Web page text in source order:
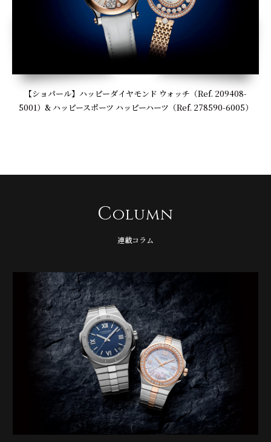
【ショパール】ハッピーダイヤモンド ウォッチ（Ref. 209408-
5001）& ハッピースポーツ ハッピーハーツ（Ref. 278590-6005）
Column
連載コラム